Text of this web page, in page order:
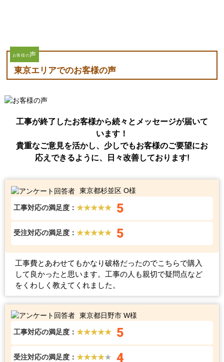
お客様の声
東京エリアでのお客様の声
工事が終了したお客様から続々とメッセージが届いて
います！
貴重なご意見を活かし、少しでもお客様のご要望にお
応えできるように、日々改善しております!
東京都杉並区 O様
工事対応の満足度： ★★★★★ 5
受注対応の満足度： ★★★★★ 5
工事費とあわせてもかなり破格だったのでこちらで購入
して良かったと思います。工事の人も親切で疑問点など
をくわしく教えてくれました。
東京都日野市 W様
工事対応の満足度： ★★★★★ 5
受注対応の満足度： ★★★★★ 4